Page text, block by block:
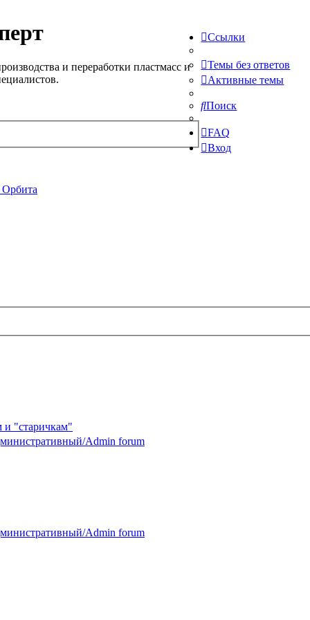
и переработки пластмасс и
Ссылки
Темы без ответов
Активные темы
Поиск
FAQ
Вход
и "старичкам"
Admin forum
Admin forum